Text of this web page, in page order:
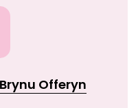
Offeryn